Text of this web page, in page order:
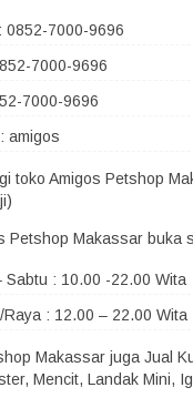
0852-7000-9696
7000-9696
7000-9696
amigos
toko Amigos Petshop
Petshop Makassar buka
Sabtu : 10.00 -22.00 Wita
Raya : 12.00 – 22.00 Wita
Makassar juga Jual
Mencit, Landak Mini,